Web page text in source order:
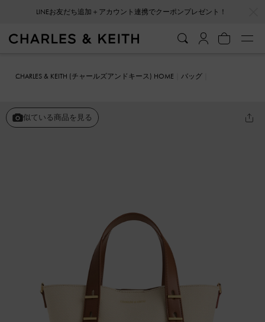
会員登録＋ニュースレター登録で10%OFFクーポンプレゼント！
CHARLES & KEITH (チャールズアンドキース) HOME
バッグ
似ている商品を見る